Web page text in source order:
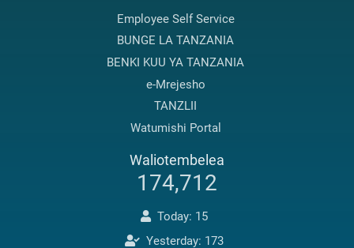
Employee Self Service
BUNGE LA TANZANIA
BENKI KUU YA TANZANIA
e-Mrejesho
TANZLII
Watumishi Portal
Waliotembelea
174,712
Today: 15
Yesterday: 173